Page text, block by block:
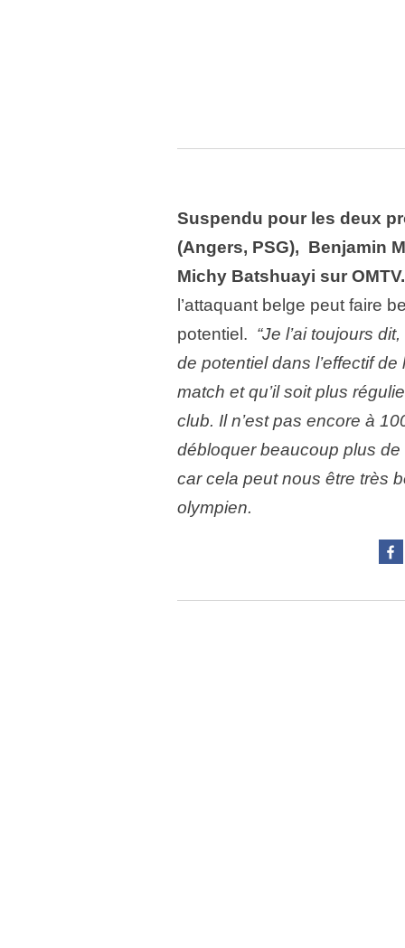
Suspendu pour les deux
(Angers, PSG), Benjamin
Michy Batshuayi sur OMTV.
l’attaquant belge peut faire
potentiel. “Je l’ai toujours
de potentiel dans l’effectif de
match et qu’il soit plus
club. Il n’est pas encore à
débloquer beaucoup plus
car cela peut nous être très
olympien.